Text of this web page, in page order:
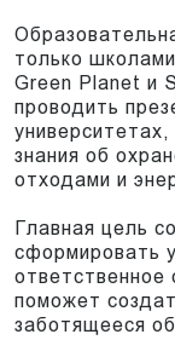
только
Green Planet и
проводить
знания об
отходами и
Главная цель
сформировать
поможет
заботящееся